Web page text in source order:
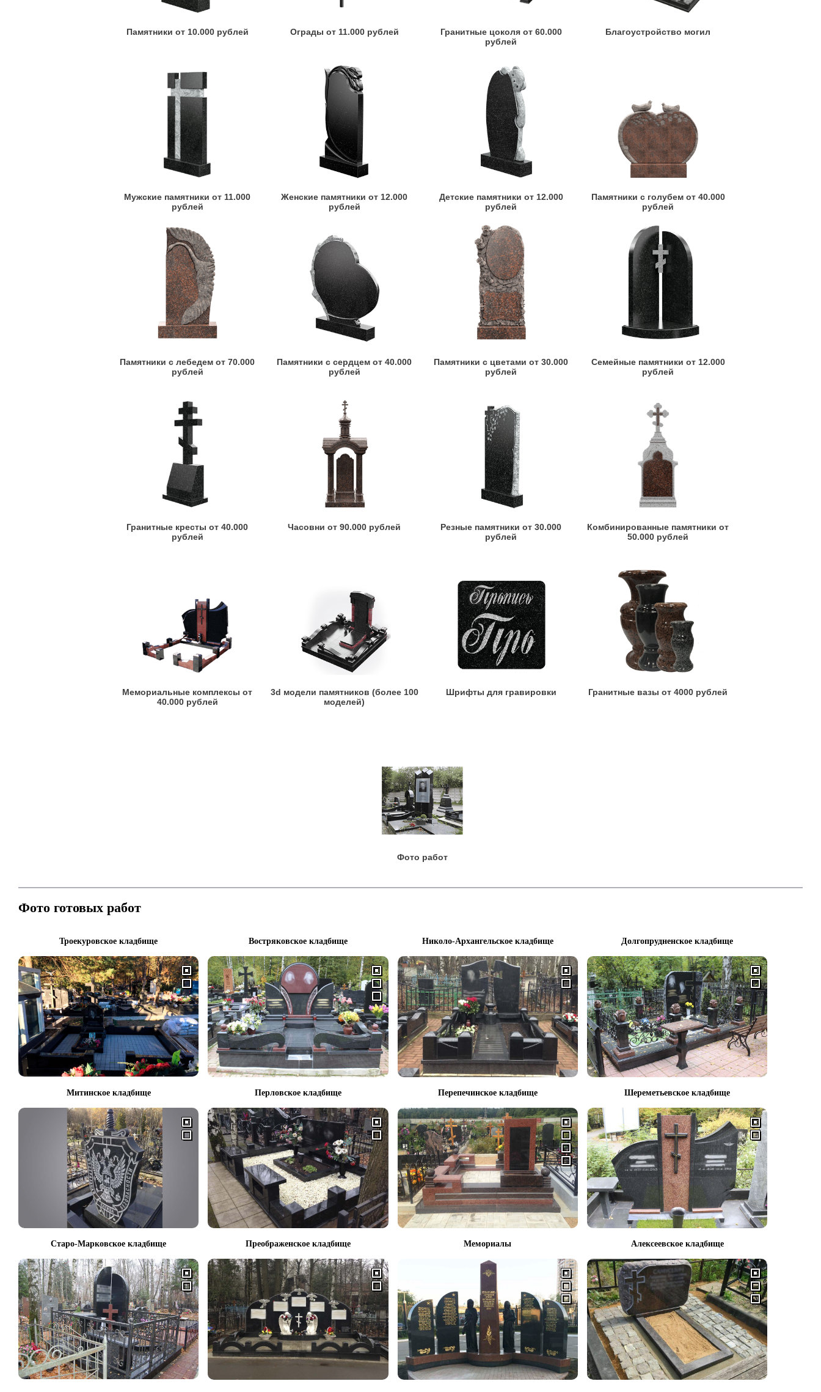
Памятники от 10.000 рублей Ограды от 11.000 рублей
Гранитные цоколя от 60.000
рублей
Благоустройство могил
Мужские памятники от 11.000
рублей
Женские памятники от 12.000
рублей
Детские памятники от 12.000
рублей
Памятники с голубем от 40.000
рублей
Памятники с лебедем от 70.000
рублей
Памятники с сердцем от 40.000
рублей
Памятники с цветами от 30.000
рублей
Семейные памятники от 12.000
рублей
Гранитные кресты от 40.000
рублей
Часовни от 90.000 рублей
Резные памятники от 30.000
рублей
Комбинированные памятники от
50.000 рублей
Мемориальные комплексы от
40.000 рублей
3d модели памятников (более 100
моделей)
Шрифты для гравировки Гранитные вазы от 4000 рублей
Фото работ
Фото готовых работ
Троекуровское кладбище Востряковское кладбище Николо-Архангельское кладбище Долгопрудненское кладбище
Митинское кладбище Перловское кладбище Перепечинское кладбище Шереметьевское кладбище
Старо-Марковское кладбище Преображенское кладбище Мемориалы Алексеевское кладбище